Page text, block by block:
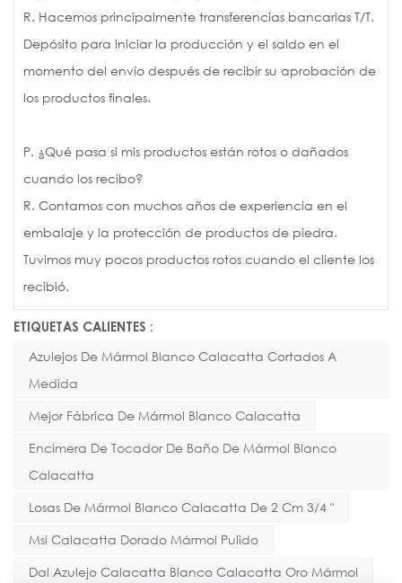
R. Hacemos principalmente transferencias bancarias T/T.
Depósito para iniciar la producción y el saldo en el
momento del envío después de recibir su aprobación de
los productos finales.
P. ¿Qué pasa si mis productos están rotos o dañados
cuando los recibo?
R. Contamos con muchos años de experiencia en el
embalaje y la protección de productos de piedra.
Tuvimos muy pocos productos rotos cuando el cliente los
recibió.
ETIQUETAS CALIENTES :
Azulejos De Mármol Blanco Calacatta Cortados A
Medida
Mejor Fábrica De Mármol Blanco Calacatta
Encimera De Tocador De Baño De Mármol Blanco
Calacatta
Losas De Mármol Blanco Calacatta De 2 Cm 3/4 "
Msi Calacatta Dorado Mármol Pulido
Dal Azulejo Calacatta Blanco Calacatta Oro Mármol